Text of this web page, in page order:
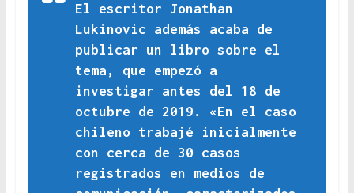
El escritor Jonathan
Lukinovic además acaba de
publicar un libro sobre el
tema, que empezó a
investigar antes del 18 de
octubre de 2019. «En el caso
chileno trabajé inicialmente
con cerca de 30 casos
registrados en medios de